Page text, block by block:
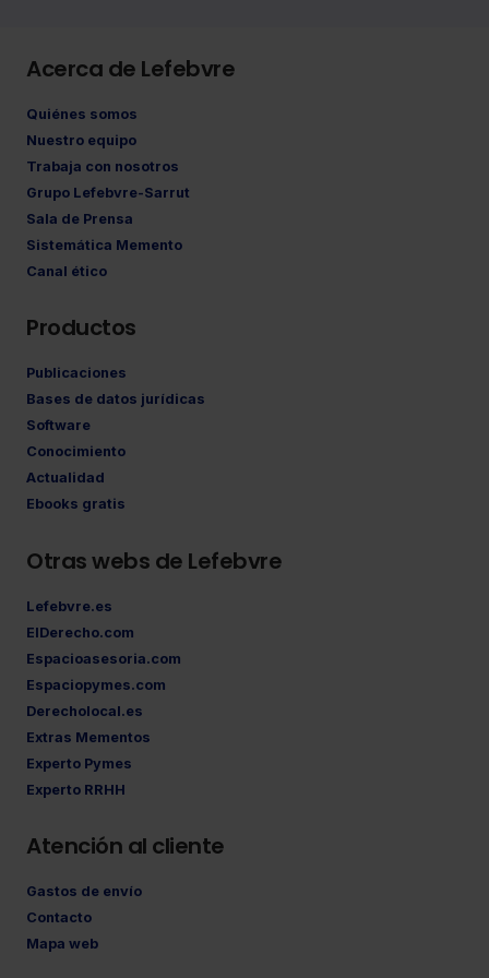
Acerca de Lefebvre
Quiénes somos
Nuestro equipo
Trabaja con nosotros
Grupo Lefebvre-Sarrut
Sala de Prensa
Sistemática Memento
Canal ético
Productos
Publicaciones
Bases de datos jurídicas
Software
Conocimiento
Actualidad
Ebooks gratis
Otras webs de Lefebvre
Lefebvre.es
ElDerecho.com
Espacioasesoria.com
Espaciopymes.com
Derecholocal.es
Extras Mementos
Experto Pymes
Experto RRHH
Atención al cliente
Gastos de envío
Contacto
Mapa web